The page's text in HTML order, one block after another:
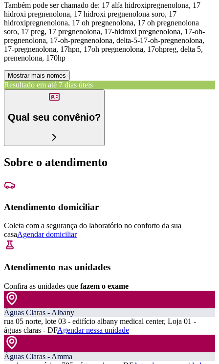
Também pode ser chamado de: 17 alfa hidroxipregnenolona, 17
hidroxi pregnenolona, 17 hidroxi pregnenolona soro, 17
hidroxipregnenolona, 17 oh pregnenolona, 17 oh pregnenolona
soro, 17 preg, 17 pregnenolona, 17-hidroxi pregnenolona, 17-oh-
pregnenolona, 17-oh-pregnenolona, delta-5-17-oh-pregnenolona,
17-pregnenolona, 17hpn, 17oh pregnenolona, 17ohpreg, delta 5,
prenenolona, 170hp
Mostrar mais nomes
Resultado em até 7 dias úteis
Qual seu convênio?
Sobre o atendimento
Atendimento domiciliar
Coleta com a segurança do laboratório no conforto da sua
casaAgendar domiciliar
Atendimento nas unidades
Confira as unidades que fazem o exame
Águas Claras - Albany
rua 05 norte, lote 03 - edifício albany medical center, Loja 01 -
águas claras - DFAgendar nessa unidade
Águas Claras - Amma